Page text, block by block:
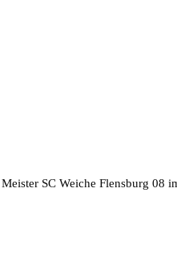
SC Weiche Flensburg 08